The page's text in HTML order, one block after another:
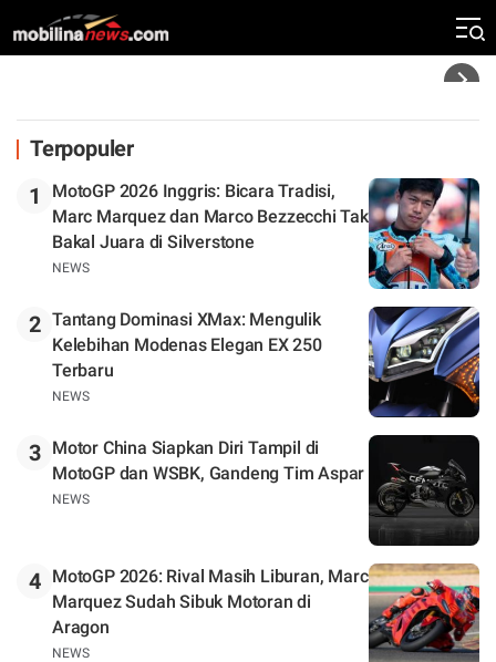
Silverstone. Seri Selanjutnya Belum Jelas
Terpopuler
1
MotoGP 2026 Inggris: Bicara Tradisi,
Marc Marquez dan Marco Bezzecchi Tak
Bakal Juara di Silverstone
NEWS
2 Tantang Dominasi XMax: Mengulik
Kelebihan Modenas Elegan EX 250
Terbaru
NEWS
3
Motor China Siapkan Diri Tampil di
MotoGP dan WSBK, Gandeng Tim Aspar
NEWS
4
MotoGP 2026: Rival Masih Liburan, Marc
Marquez Sudah Sibuk Motoran di
Aragon
NEWS